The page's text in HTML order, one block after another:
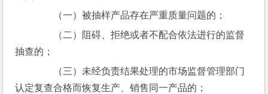
（一）被抽样产品存在严重质量问题的；
（二）阻碍、拒绝或者不配合依法进行的监督
抽查的；
（三）未经负责结果处理的市场监督管理部门
认定复查合格而恢复生产、销售同一产品的；